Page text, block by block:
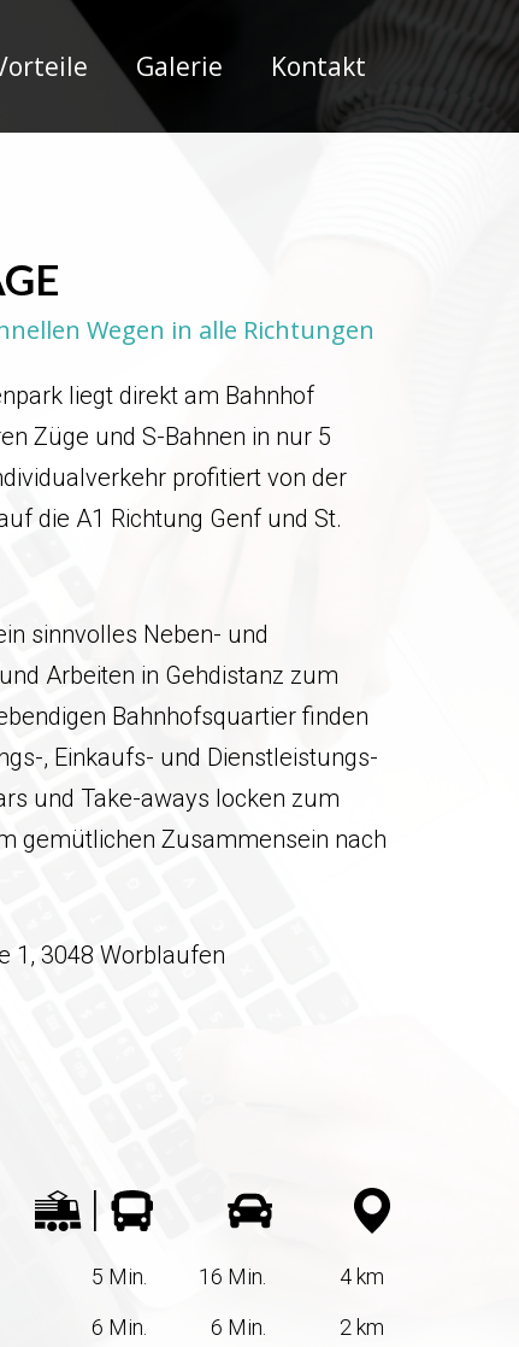
Galerie Kontakt
Wegen in alle Richtungen
liegt direkt am Bahnhof
Züge und S-Bahnen in nur 5
profitiert von der
die A1 Richtung Genf und St.
sinnvolles Neben- und
Arbeiten in Gehdistanz zum
Bahnhofsquartier finden
, Einkaufs- und Dienstleistungs­
und Take-aways locken zum
gemütlichen Zusammensein nach
1, 3048 Worblaufen
5 Min. 16 Min.
4 km
6 Min. 6 Min.
2 km